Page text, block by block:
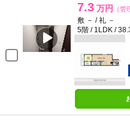
7.3 万円 （管
敷 － / 礼 －
5階 / 1LDK /